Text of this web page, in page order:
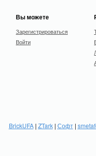
Вы можете
Зарегистрироваться
Войти
BrickUFA| ZTark| Софт|